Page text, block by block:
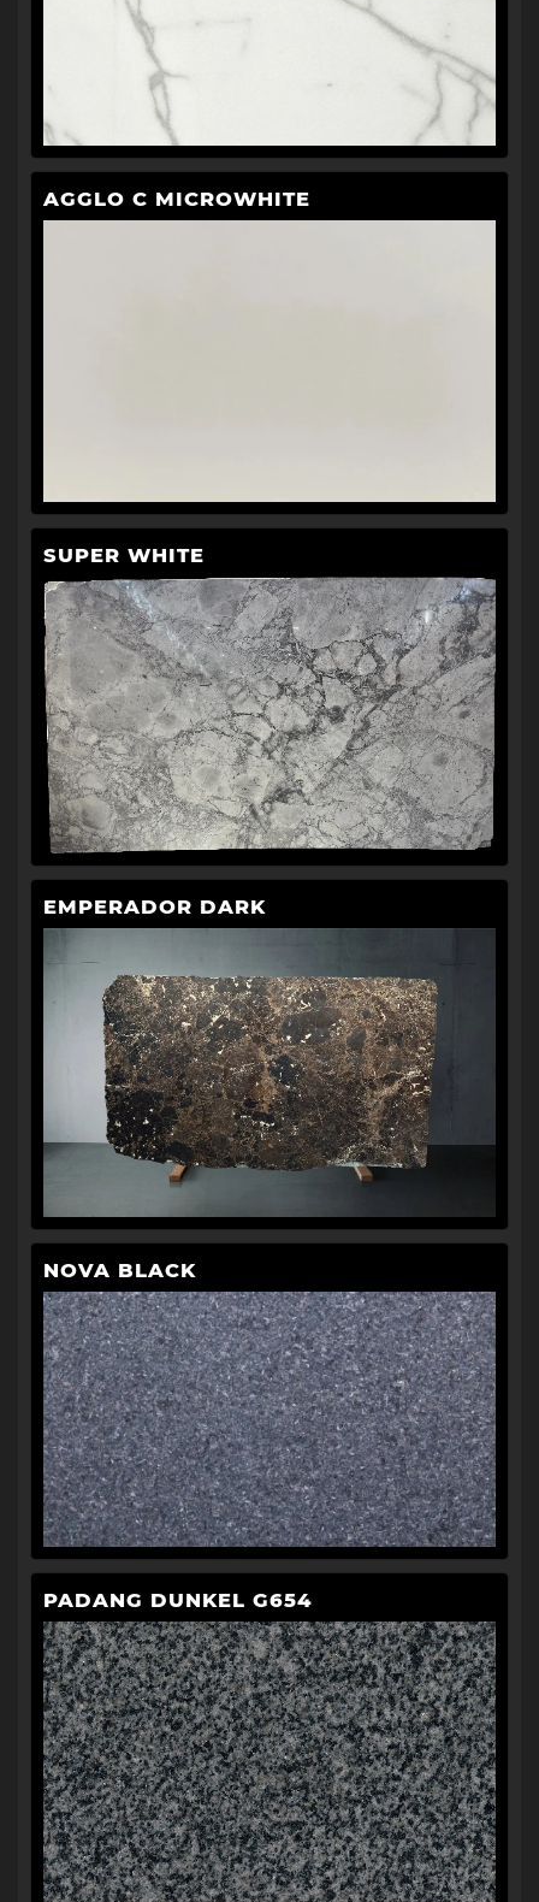
AGGLO C MICROWHITE
SUPER WHITE
EMPERADOR DARK
NOVA BLACK
PADANG DUNKEL G654